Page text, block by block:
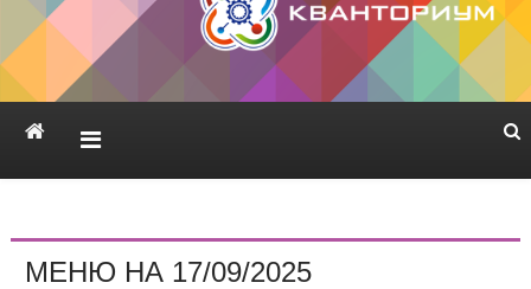
«Школа №75»
МЕНЮ НА 17/09/2025